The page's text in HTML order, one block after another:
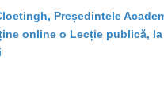
Președintele
online o Lecție publică, la